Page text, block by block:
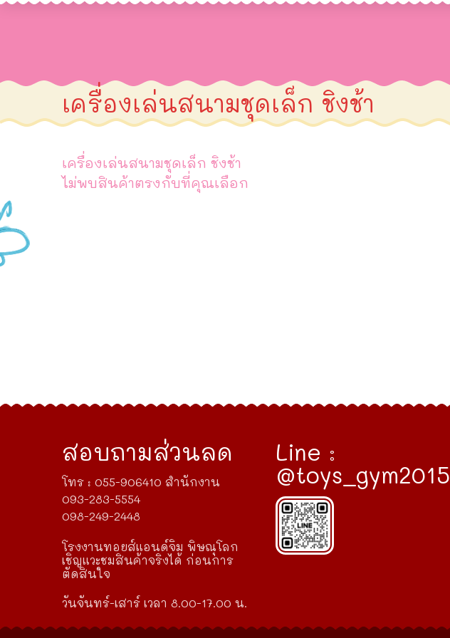
เครื่องเล่นสนามชุดเล็ก ชิงช้า
เครื่องเล่นสนามชุดเล็ก ชิงช้า
ไม่พบสินค้าตรงกับที่คุณเลือก
สอบถามส่วนลด
โทร : 055-906410 สำนักงาน
093-283-5554
098-249-2448
โรงงานทอยส์แอนด์จิม พิษณุโลก
เชิญแวะชมสินค้าจริงได้ ก่อนการ
ตัดสินใจ
วันจันทร์-เสาร์ เวลา 8.00-17.00 น.
Line :
@toys_gym2015